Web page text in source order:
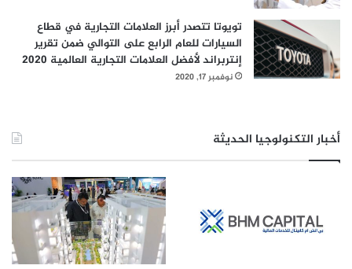
تويوتا تتصدر أبرز العلامات التجارية في قطاع
السيارات للعام الرابع على التوالي ضمن تقرير
إنتربراند لأفضل العلامات التجارية العالمية 2020
نوفمبر 17, 2020
أخبار التكنولوجيا الحديثة